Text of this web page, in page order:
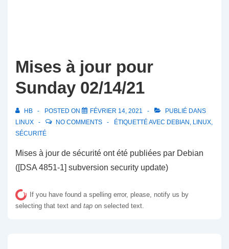
Mises à jour pour
Sunday 02/14/21
HB POSTED ON FÉVRIER 14, 2021
PUBLIÉ DANS
LINUX
NO COMMENTS ÉTIQUETTÉ AVEC DEBIAN , LINUX,
SÉCURITÉ
Mises à jour de sécurité ont été publiées par Debian
([DSA 4851-1] subversion security update)
If you have found a spelling error, please, notify us by
selecting that text and tap on selected text.